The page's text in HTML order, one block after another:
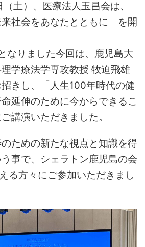
土）、医療法人玉昌会は、
社会をあなたとともに」を開
なりました今回は、鹿児島大
学療法学専攻教授 牧迫飛雄
きし、「人生100年時代の健
延伸のために今からできるこ
講演いただきました。
ための新たな視点と知識を得
事で、シェラトン鹿児島の会
る方々にご参加いただきまし